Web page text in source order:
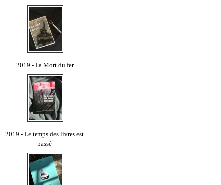
2019 - La Mort du fer
2019 - Le temps des livres est
passé